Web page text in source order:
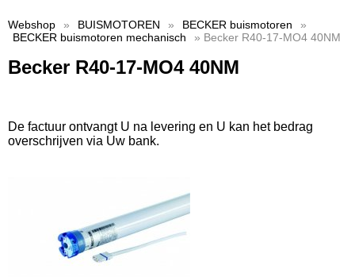
Webshop » BUISMOTOREN » BECKER buismotoren
»
BECKER buismotoren mechanisch
» Becker R40-17-MO4 40NM
Becker R40-17-MO4 40NM
De factuur ontvangt U na levering en U kan het bedrag
overschrijven via Uw bank.